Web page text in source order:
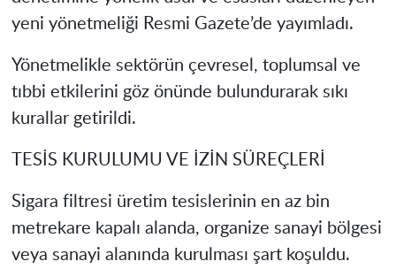
yeni yönetmeliği Resmi Gazete’de yayımladı.
Yönetmelikle sektörün çevresel, toplumsal ve
tıbbi etkilerini göz önünde bulundurarak sıkı
kurallar getirildi.
TESİS KURULUMU VE İZİN SÜREÇLERİ
Sigara filtresi üretim tesislerinin en az bin
metrekare kapalı alanda, organize sanayi bölgesi
veya sanayi alanında kurulması şart koşuldu.